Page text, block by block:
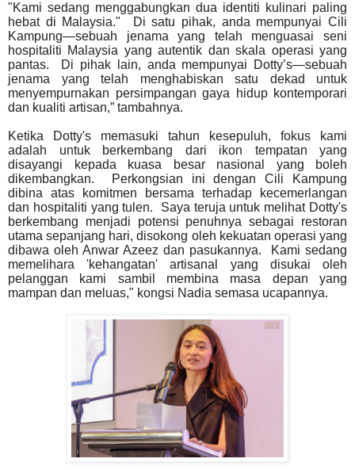
"Kami sedang menggabungkan dua identiti kulinari paling
hebat di Malaysia." Di satu pihak, anda mempunyai Cili
Kampung—sebuah jenama yang telah menguasai seni
hospitaliti Malaysia yang autentik dan skala operasi yang
pantas. Di pihak lain, anda mempunyai Dotty’s—sebuah
jenama yang telah menghabiskan satu dekad untuk
menyempurnakan persimpangan gaya hidup kontemporari
dan kualiti artisan,” tambahnya.
Ketika Dotty's memasuki tahun kesepuluh, fokus kami
adalah untuk berkembang dari ikon tempatan yang
disayangi kepada kuasa besar nasional yang boleh
dikembangkan. Perkongsian ini dengan Cili Kampung
dibina atas komitmen bersama terhadap kecemerlangan
dan hospitaliti yang tulen. Saya teruja untuk melihat Dotty's
berkembang menjadi potensi penuhnya sebagai restoran
utama sepanjang hari, disokong oleh kekuatan operasi yang
dibawa oleh Anwar Azeez dan pasukannya. Kami sedang
memelihara 'kehangatan' artisanal yang disukai oleh
pelanggan kami sambil membina masa depan yang
mampan dan meluas," kongsi Nadia semasa ucapannya.